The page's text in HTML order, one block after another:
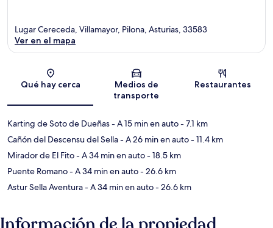
Sección del mapa
Lugar Cereceda, Villamayor, Pilona, Asturias, 33583
Ver en el mapa
Qué hay cerca
Medios de
transporte
Restaurantes
Karting de Soto de Dueñas- A 15 min en auto- 7.1 km
Cañón del Descensu del Sella- A 26 min en auto- 11.4 km
Mirador de El Fito- A 34 min en auto- 18.5 km
Puente Romano- A 34 min en auto- 26.6 km
Astur Sella Aventura- A 34 min en auto- 26.6 km